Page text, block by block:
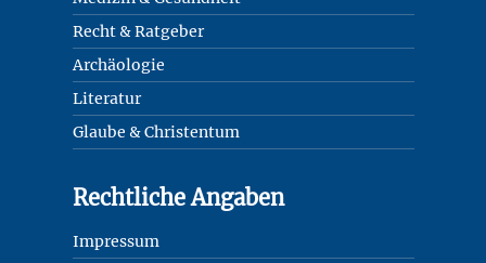
Recht & Ratgeber
Archäologie
Literatur
Glaube & Christentum
Rechtliche Angaben
Impressum